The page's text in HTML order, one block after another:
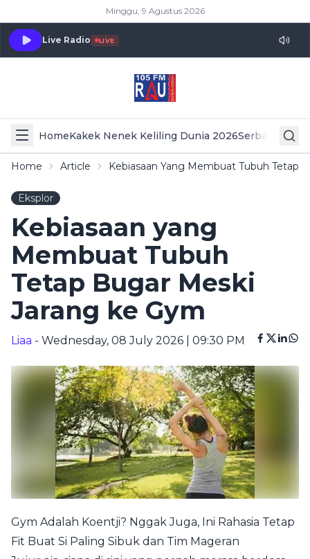
Minggu, 9 Agustus 2026
Live Radio LIVE
HomeKakek Nenek Keliling Dunia 2026Serba Serbi
Home Article Kebiasaan Yang Membuat Tubuh Tetap
Eksplor
Kebiasaan yang
Membuat Tubuh
Tetap Bugar Meski
Jarang ke Gym
Liaa - Wednesday, 08 July 2026 | 09:30 PM
Gym Adalah Koentji? Nggak Juga, Ini Rahasia Tetap
Fit Buat Si Paling Sibuk dan Tim Mageran